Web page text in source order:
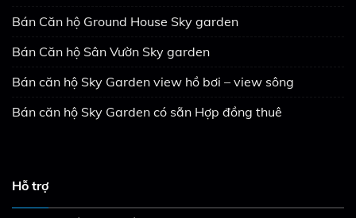
Bán Căn hộ Ground House Sky garden
Bán Căn hộ Sân Vườn Sky garden
Bán căn hộ Sky Garden view hồ bơi – view sông
Bán căn hộ Sky Garden có sẵn Hợp đồng thuê
Hỗ trợ